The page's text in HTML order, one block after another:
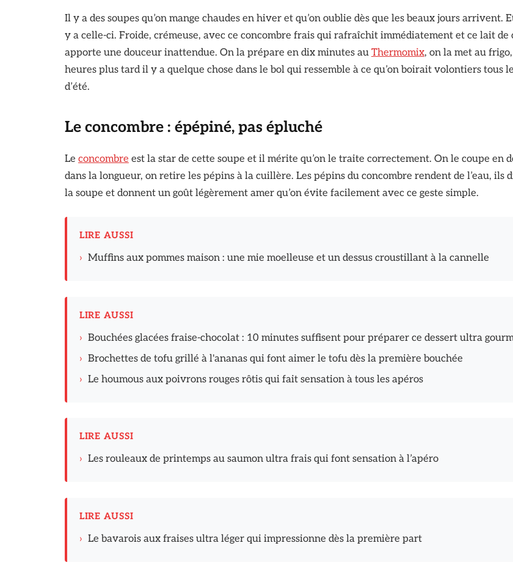
Il y a des soupes qu’on mange chaudes en hiver et qu’on oublie dès que les beaux jours arrivent.
y a celle-ci. Froide, crémeuse, avec ce concombre frais qui rafraîchit immédiatement et ce lait de
apporte une douceur inattendue. On la prépare en dix minutes au Thermomix, on la met au
heures plus tard il y a quelque chose dans le bol qui ressemble à ce qu’on boirait volontiers tous
d’été.
Le concombre : épépiné, pas épluché
Le concombre est la star de cette soupe et il mérite qu’on le traite correctement. On le coupe en
dans la longueur, on retire les pépins à la cuillère. Les pépins du concombre rendent de l’eau, ils
la soupe et donnent un goût légèrement amer qu’on évite facilement avec ce geste simple.
LIRE AUSSI
› Muffins aux pommes maison : une mie moelleuse et un dessus croustillant à la cannelle
LIRE AUSSI
› Bouchées glacées fraise-chocolat : 10 minutes suffisent pour préparer ce dessert ultra
› Brochettes de tofu grillé à l'ananas qui font aimer le tofu dès la première bouchée
› Le houmous aux poivrons rouges rôtis qui fait sensation à tous les apéros
LIRE AUSSI
› Les rouleaux de printemps au saumon ultra frais qui font sensation à l’apéro
LIRE AUSSI
› Le bavarois aux fraises ultra léger qui impressionne dès la première part